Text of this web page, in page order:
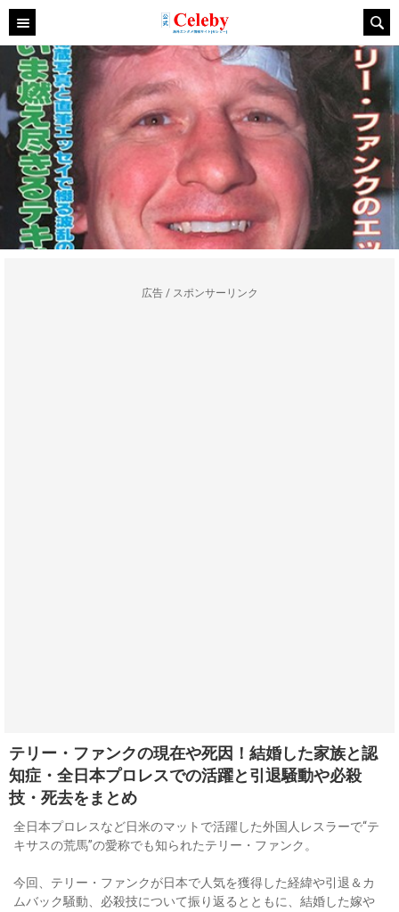
広告 / スポンサーリンク
テリー・ファンクの現在や死因！結婚した家族と認
知症・全日本プロレスでの活躍と引退騒動や必殺
技・死去をまとめ
全日本プロレスなど日米のマットで活躍した外国人レスラーで“テ
キサスの荒馬”の愛称でも知られたテリー・ファンク。
今回、テリー・ファンクが日本で人気を獲得した経緯や引退＆カ
ムバック騒動、必殺技について振り返るとともに、結婚した嫁や